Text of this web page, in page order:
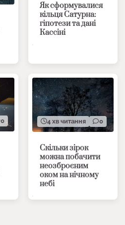
Як сформувалися
кільця Сатурна:
гіпотези та дані
Кассіні
0 4 хв читання 0
Скільки зірок
можна побачити
неозброєним
оком на нічному
небі